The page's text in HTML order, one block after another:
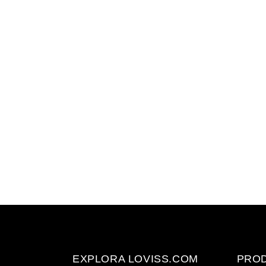
EXPLORA LOVISS.COM